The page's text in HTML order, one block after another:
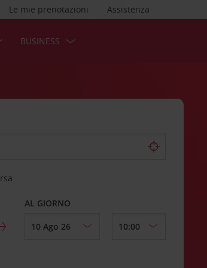
Assistenza
Le mie prenotazioni
BUSINESS
AL GIORNO